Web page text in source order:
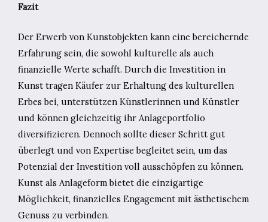
Fazit
Der Erwerb von Kunstobjekten kann eine bereichernde
Erfahrung sein, die sowohl kulturelle als auch
finanzielle Werte schafft. Durch die Investition in
Kunst tragen Käufer zur Erhaltung des kulturellen
Erbes bei, unterstützen Künstlerinnen und Künstler
und können gleichzeitig ihr Anlageportfolio
diversifizieren. Dennoch sollte dieser Schritt gut
überlegt und von Expertise begleitet sein, um das
Potenzial der Investition voll ausschöpfen zu können.
Kunst als Anlageform bietet die einzigartige
Möglichkeit, finanzielles Engagement mit ästhetischem
Genuss zu verbinden.